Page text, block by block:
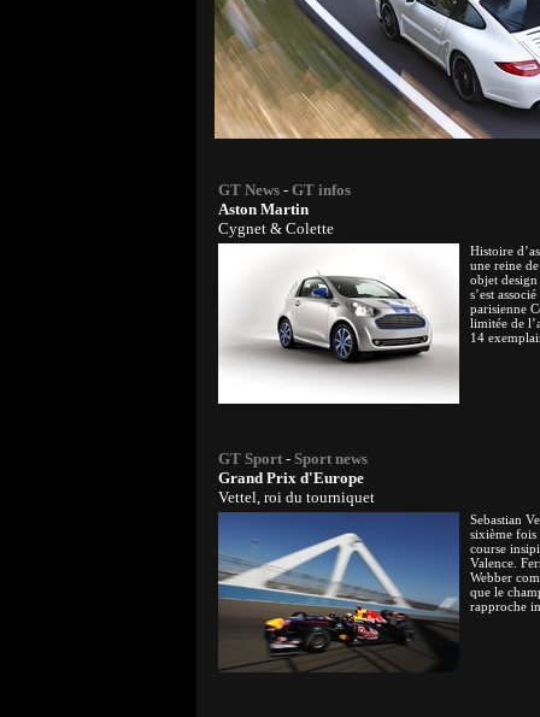
GT News - GT infos
Aston Martin
Cygnet & Colette
Histoire
une reine
objet
s’est
parisienne
limitée de
14
GT Sport - Sport news
Grand Prix d'Europe
Vettel, roi du tourniquet
Sebastian
sixième fois
course
Valence.
Webber
que le
rapproche